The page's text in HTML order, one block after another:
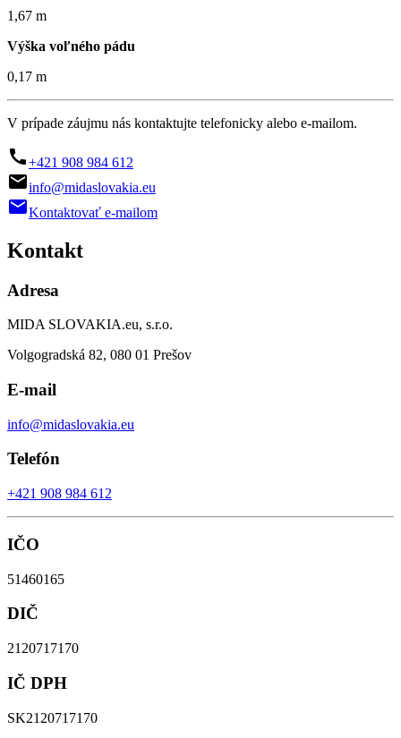
1,67 m
Výška voľného pádu
0,17 m
V prípade záujmu nás kontaktujte telefonicky alebo e-mailom.
+421 908 984 612
info@midaslovakia.eu
Kontaktovať e-mailom
Kontakt
Adresa
MIDA SLOVAKIA.eu, s.r.o.
Volgogradská 82, 080 01 Prešov
E-mail
info@midaslovakia.eu
Telefón
+421 908 984 612
IČO
51460165
DIČ
2120717170
IČ DPH
SK2120717170